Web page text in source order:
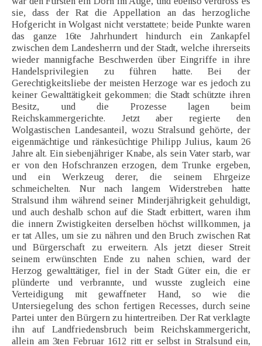
sie, dass der Rat die Appellation an das herzogliche
Hofgericht in Wolgast nicht verstattete; beide Punkte waren
das ganze 16te Jahrhundert hindurch ein Zankapfel
zwischen dem Landesherrn und der Stadt, welche ihrerseits
wieder mannigfache Beschwerden über Eingriffe in ihre
Handelsprivilegien zu führen hatte. Bei der
Gerechtigkeitsliebe der meisten Herzoge war es jedoch zu
keiner Gewalttätigkeit gekommen; die Stadt schützte ihren
Besitz, und die Prozesse lagen beim
Reichskammergerichte. Jetzt aber regierte den
Wolgastischen Landesanteil, wozu Stralsund gehörte, der
eigenmächtige und ränkesüchtige Philipp Julius, kaum 26
Jahre alt. Ein siebenjähriger Knabe, als sein Vater starb, war
er von den Hofschranzen erzogen, dem Trunke ergeben,
und ein Werkzeug derer, die seinem Ehrgeize
schmeichelten. Nur nach langem Widerstreben hatte
Stralsund ihm während seiner Minderjährigkeit gehuldigt,
und auch deshalb schon auf die Stadt erbittert, waren ihm
die innern Zwistigkeiten derselben höchst willkommen, ja
er tat Alles, um sie zu nähren und den Bruch zwischen Rat
und Bürgerschaft zu erweitern. Als jetzt dieser Streit
seinem erwünschten Ende zu nahen schien, ward der
Herzog gewalttätiger, fiel in der Stadt Güter ein, die er
plünderte und verbrannte, und wusste zugleich eine
Verteidigung mit gewaffneter Hand, so wie die
Untersiegelung des schon fertigen Recesses, durch seine
Partei unter den Bürgern zu hintertreiben. Der Rat verklagte
ihn auf Landfriedensbruch beim Reichskammergericht,
allein am 3ten Februar 1612 ritt er selbst in Stralsund ein,